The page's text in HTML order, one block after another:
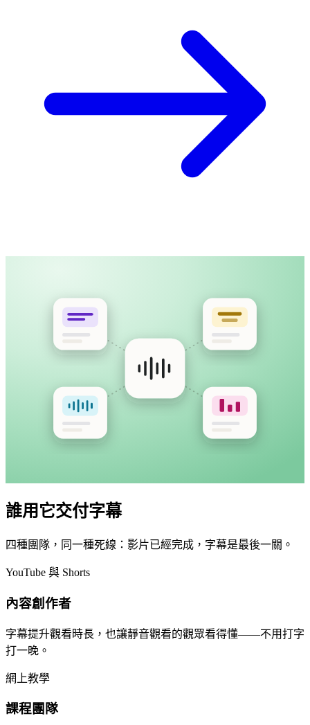
誰用它交付字幕
四種團隊，同一種死線：影片已經完成，字幕是最後一關。
YouTube 與 Shorts
內容創作者
字幕提升觀看時長，也讓靜音觀看的觀眾看得懂——不用打字
打一晚。
網上教學
課程團隊